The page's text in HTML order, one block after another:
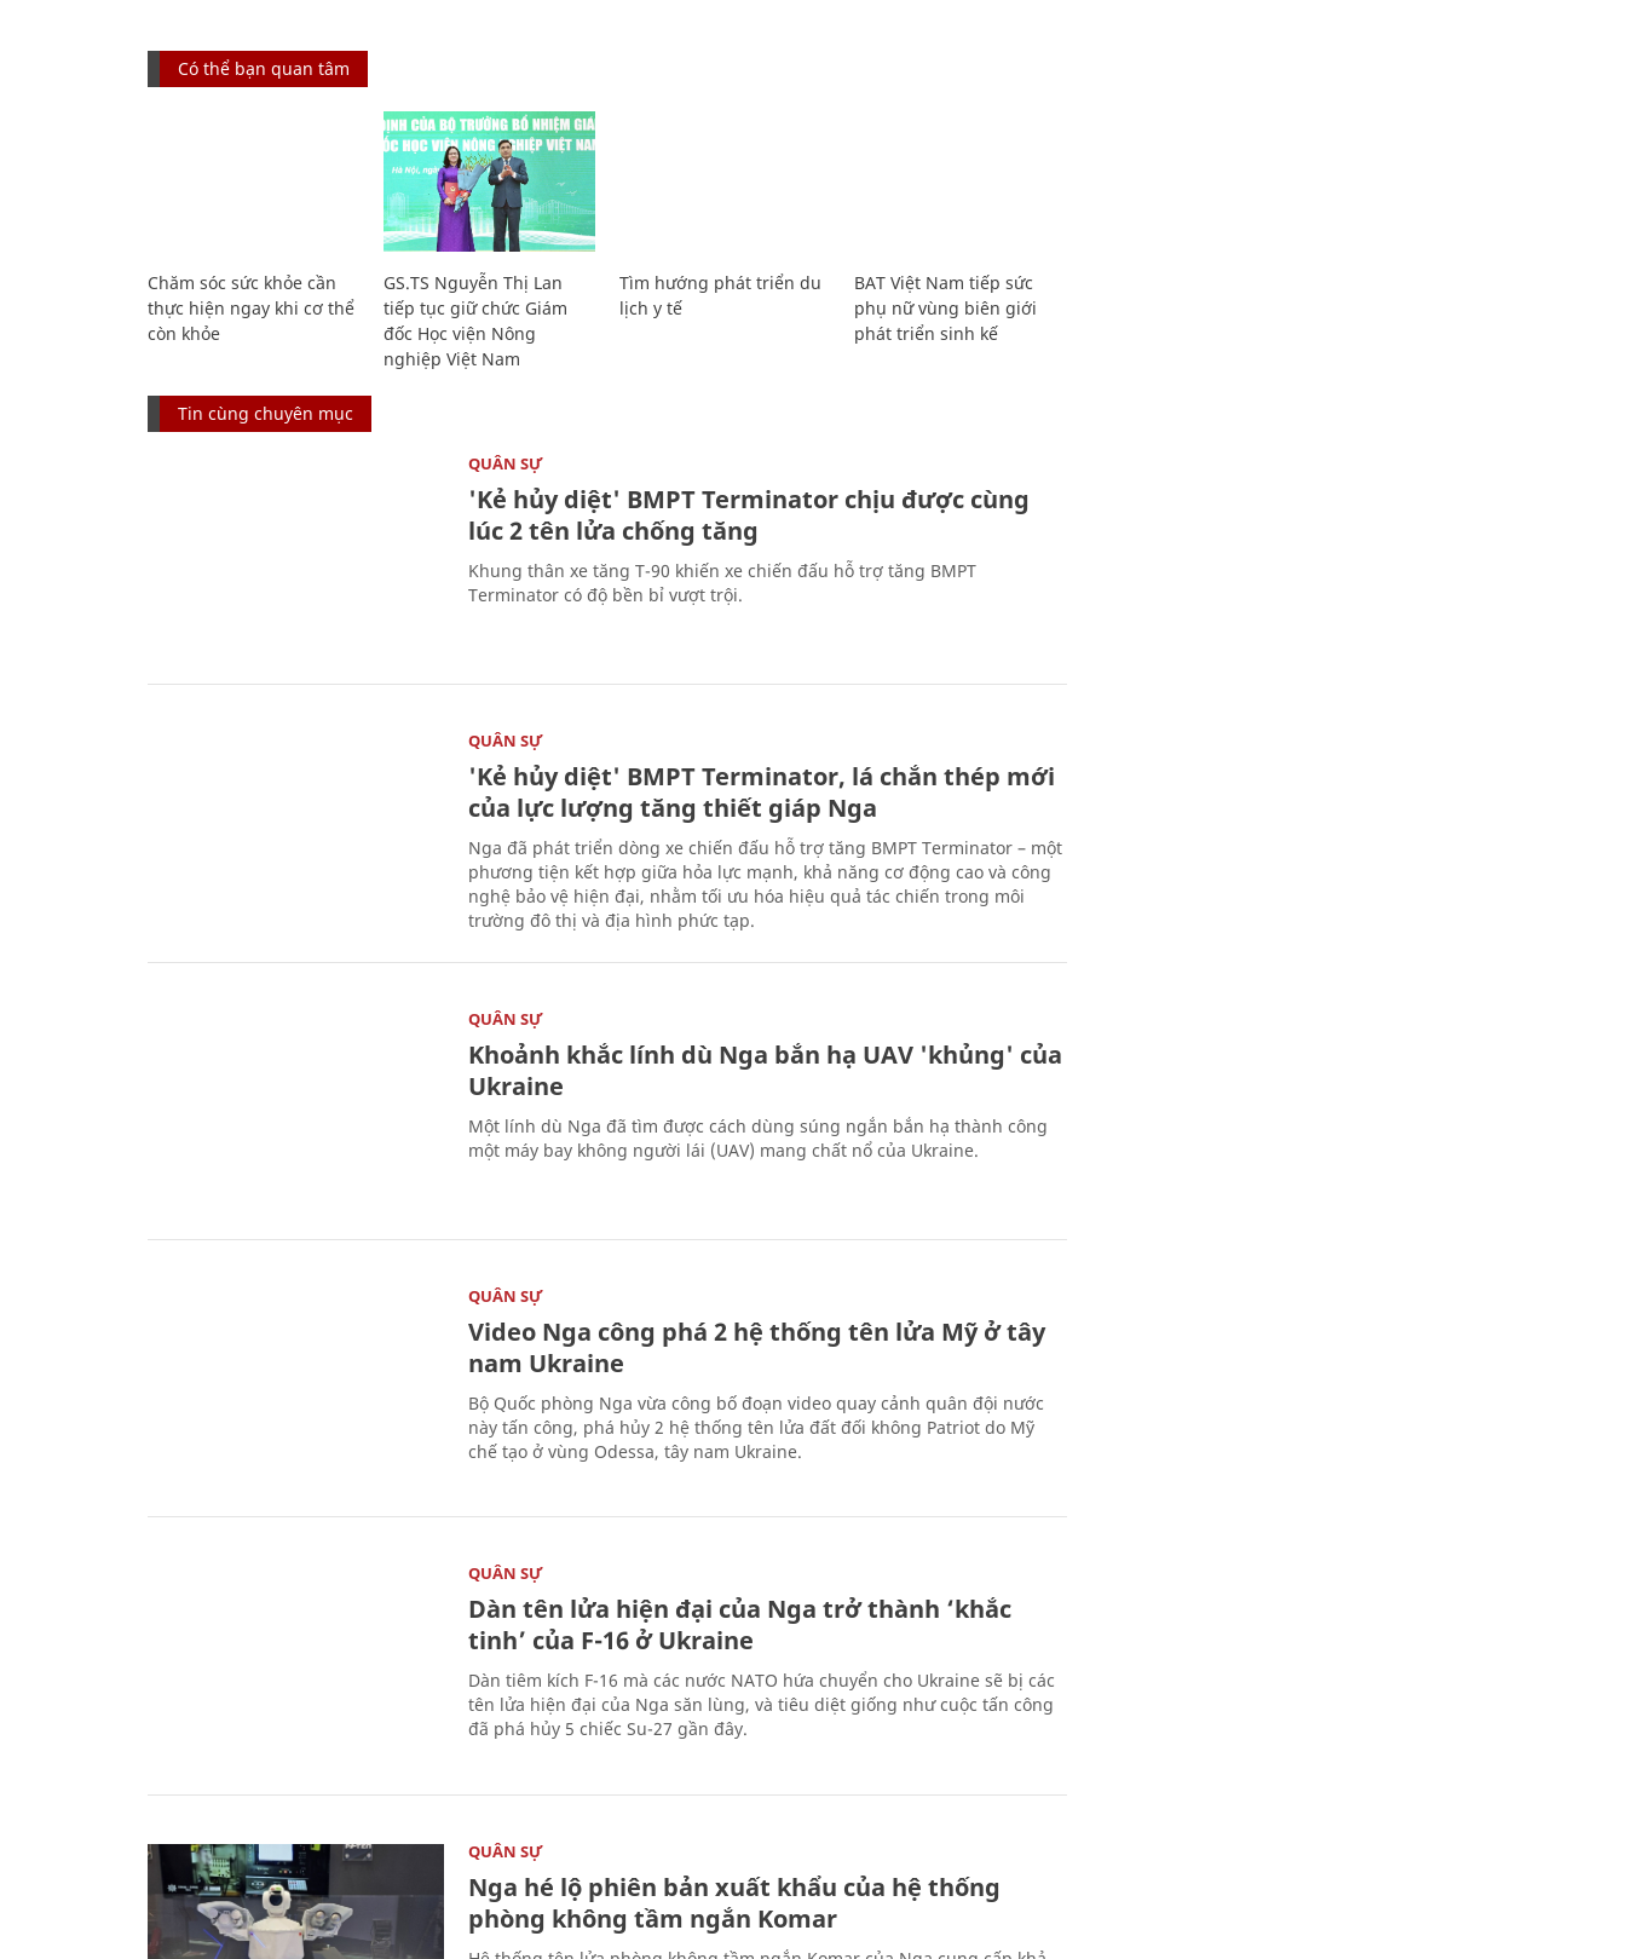
Có thể bạn quan tâm
Chăm sóc sức khỏe cần
thực hiện ngay khi cơ thể
còn khỏe
GS.TS Nguyễn Thị Lan
tiếp tục giữ chức Giám
đốc Học viện Nông
nghiệp Việt Nam
Tìm hướng phát triển du
lịch y tế
BAT Việt Nam tiếp sức
phụ nữ vùng biên giới
phát triển sinh kế
Tin cùng chuyên mục
QUÂN SỰ
'Kẻ hủy diệt' BMPT Terminator chịu được cùng
lúc 2 tên lửa chống tăng
Khung thân xe tăng T-90 khiến xe chiến đấu hỗ trợ tăng BMPT
Terminator có độ bền bỉ vượt trội.
QUÂN SỰ
'Kẻ hủy diệt' BMPT Terminator, lá chắn thép mới
của lực lượng tăng thiết giáp Nga
Nga đã phát triển dòng xe chiến đấu hỗ trợ tăng BMPT Terminator – một
phương tiện kết hợp giữa hỏa lực mạnh, khả năng cơ động cao và công
nghệ bảo vệ hiện đại, nhằm tối ưu hóa hiệu quả tác chiến trong môi
trường đô thị và địa hình phức tạp.
QUÂN SỰ
Khoảnh khắc lính dù Nga bắn hạ UAV 'khủng' của
Ukraine
Một lính dù Nga đã tìm được cách dùng súng ngắn bắn hạ thành công
một máy bay không người lái (UAV) mang chất nổ của Ukraine.
QUÂN SỰ
Video Nga công phá 2 hệ thống tên lửa Mỹ ở tây
nam Ukraine
Bộ Quốc phòng Nga vừa công bố đoạn video quay cảnh quân đội nước
này tấn công, phá hủy 2 hệ thống tên lửa đất đối không Patriot do Mỹ
chế tạo ở vùng Odessa, tây nam Ukraine.
QUÂN SỰ
Dàn tên lửa hiện đại của Nga trở thành ‘khắc
tinh’ của F-16 ở Ukraine
Dàn tiêm kích F-16 mà các nước NATO hứa chuyển cho Ukraine sẽ bị các
tên lửa hiện đại của Nga săn lùng, và tiêu diệt giống như cuộc tấn công
đã phá hủy 5 chiếc Su-27 gần đây.
QUÂN SỰ
Nga hé lộ phiên bản xuất khẩu của hệ thống
phòng không tầm ngắn Komar